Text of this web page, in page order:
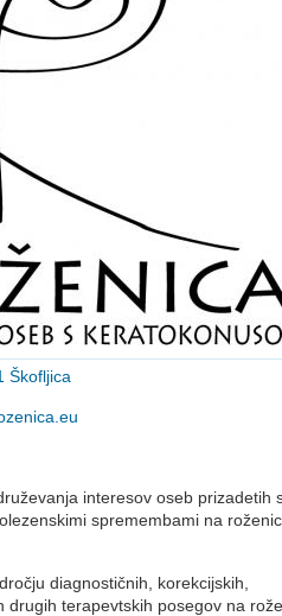
Škofljica
interesov oseb prizadetih
spremembami na
diagnostičnih, korekcijskih,
drugih terapevtskih posegov na